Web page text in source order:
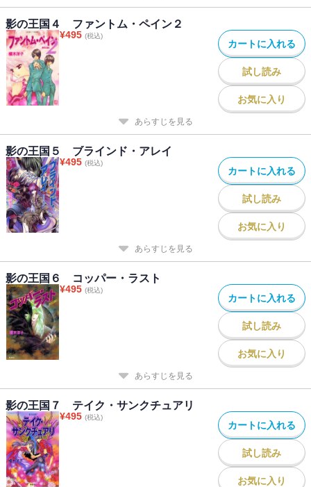
影の王国４ ファントム・ペイン２
¥495 (税込)
カートに入れる
試し読み
お気に入り
あらすじを見る
影の王国５ ブラインド・アレイ
¥495 (税込)
カートに入れる
試し読み
お気に入り
あらすじを見る
影の王国６ コッパー・ラスト
¥495 (税込)
カートに入れる
試し読み
お気に入り
あらすじを見る
影の王国７ テイク・サンクチュアリ
¥495 (税込)
カートに入れる
試し読み
お気に入り